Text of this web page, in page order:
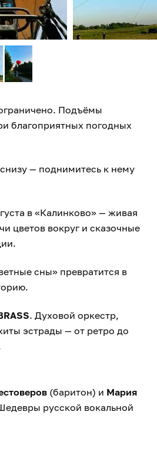
Подъёмы
благоприятных погодных
— поднимитесь к нему
в «Калинково» — живая
цветов вокруг и сказочные
сны» превратится в
. Духовой оркестр,
эстрады — от ретро до
(баритон) и Мария
русской вокальной